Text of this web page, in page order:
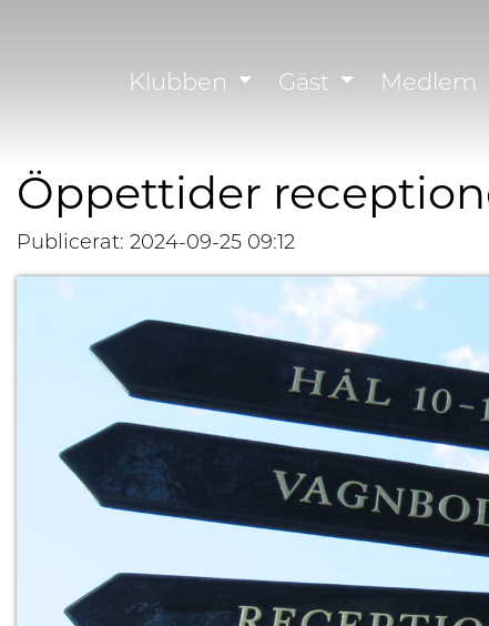
Klubben Gäst Medlem
Öppettider
Publicerat: 2024-09-25 09:12